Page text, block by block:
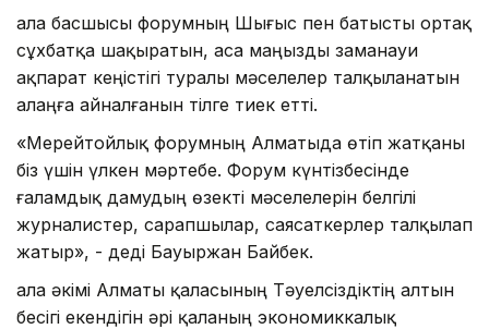
Қала басшысы форумның Шығыс пен батысты ортақ
сұхбатқа шақыратын, аса маңызды заманауи
ақпарат кеңістігі туралы мәселелер талқыланатын
алаңға айналғанын тілге тиек етті.
«Мерейтойлық форумның Алматыда өтіп жатқаны
біз үшін үлкен мәртебе. Форум күнтізбесінде
ғаламдық дамудың өзекті мәселелерін белгілі
журналистер, сарапшылар, саясаткерлер талқылап
жатыр», - деді Бауыржан Байбек.
Қала әкімі Алматы қаласының Тәуелсіздіктің алтын
бесігі екендігін әрі қаланың экономиккалық